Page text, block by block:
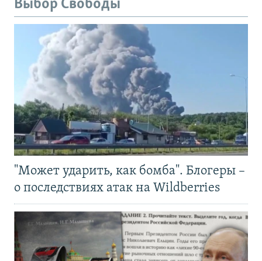
Выбор Свободы
"Может ударить, как бомба". Блогеры –
о последствиях атак на Wildberries